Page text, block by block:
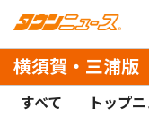
横須賀・三浦版
すべて トップ